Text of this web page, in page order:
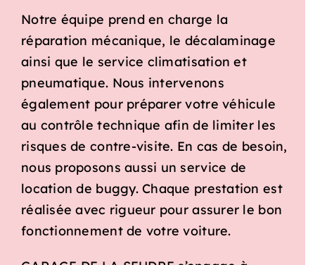
Notre équipe prend en charge la
réparation mécanique, le décalaminage
ainsi que le service climatisation et
pneumatique. Nous intervenons
également pour préparer votre véhicule
au contrôle technique afin de limiter les
risques de contre-visite. En cas de besoin,
nous proposons aussi un service de
location de buggy. Chaque prestation est
réalisée avec rigueur pour assurer le bon
fonctionnement de votre voiture.